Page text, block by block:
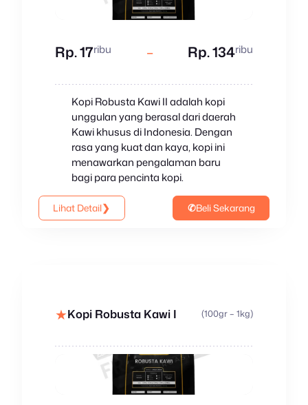
Rp. 17ribu – Rp. 134ribu
Kopi Robusta Kawi II adalah kopi
unggulan yang berasal dari daerah
Kawi khusus di Indonesia. Dengan
rasa yang kuat dan kaya, kopi ini
menawarkan pengalaman baru
bagi para pencinta kopi.
Lihat Detail❯ ✆Beli Sekarang
★Kopi Robusta Kawi I (100gr – 1kg)